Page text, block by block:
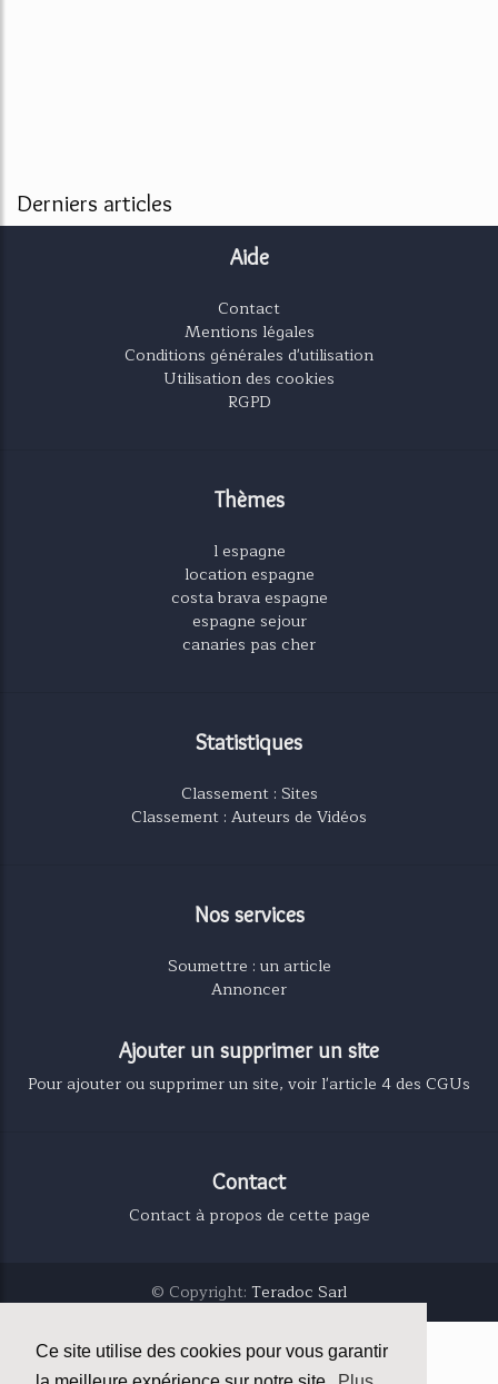
Ce site utilise des cookies pour vous garantir
Derniers articles
Aide
Contact
Mentions légales
Conditions générales d'utilisation
Utilisation des cookies
RGPD
Thèmes
l espagne
location espagne
costa brava espagne
espagne sejour
canaries pas cher
Statistiques
Classement : Sites
Classement : Auteurs de Vidéos
Nos services
Soumettre : un article
Annoncer
Ajouter un supprimer un site
Pour ajouter ou supprimer un site, voir l'article 4 des CGUs
Contact
Contact à propos de cette page
© Copyright: Teradoc Sarl